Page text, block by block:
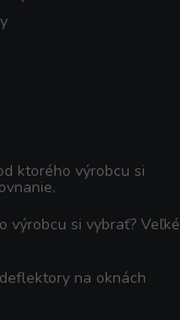
ktorého výrobcu si
výrobcu si vybrať? Veľké
na oknách